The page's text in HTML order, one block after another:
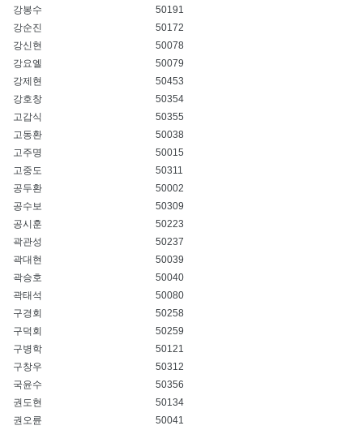
강봉수
50191
강순진
50172
강신현
50078
강요엘
50079
강제현
50453
강호창
50354
고갑식
50355
고동환
50038
고주명
50015
고중도
50311
공두환
50002
공수보
50309
공시훈
50223
곽관성
50237
곽대현
50039
곽승호
50040
곽태석
50080
구경회
50258
구덕회
50259
구병학
50121
구창우
50312
국윤수
50356
권도현
50134
권오륜
50041